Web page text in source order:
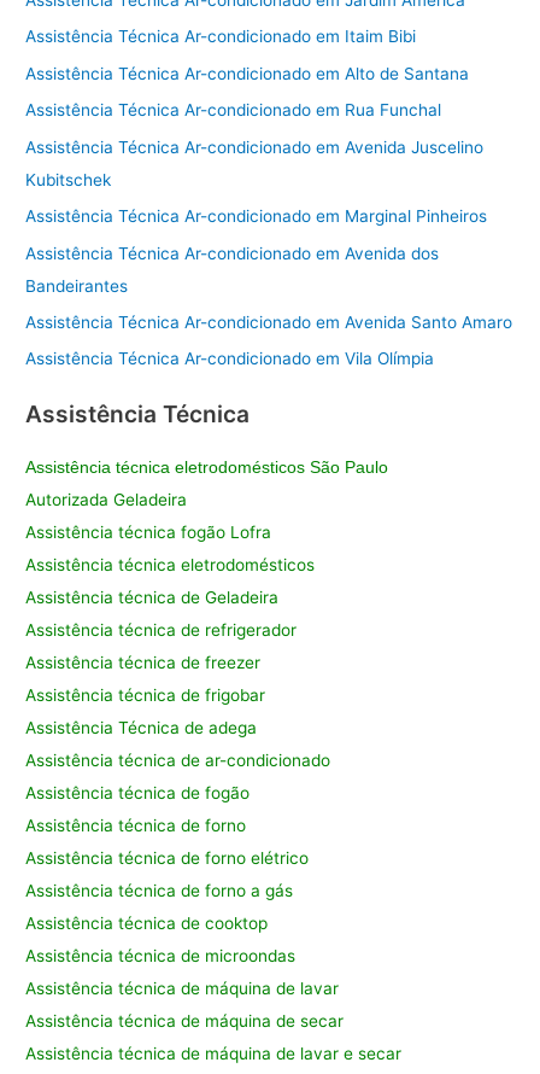
Assistência Técnica Ar-condicionado em Itaim Bibi
Assistência Técnica Ar-condicionado em Alto de Santana
Assistência Técnica Ar-condicionado em Rua Funchal
Assistência Técnica Ar-condicionado em Avenida Juscelino
Kubitschek
Assistência Técnica Ar-condicionado em Marginal Pinheiros
Assistência Técnica Ar-condicionado em Avenida dos
Bandeirantes
Assistência Técnica Ar-condicionado em Avenida Santo Amaro
Assistência Técnica Ar-condicionado em Vila Olímpia
Assistência Técnica
Assistência técnica eletrodomésticos São Paulo
Autorizada Geladeira
Assistência técnica fogão Lofra
Assistência técnica eletrodomésticos
Assistência técnica de Geladeira
Assistência técnica de refrigerador
Assistência técnica de freezer
Assistência técnica de frigobar
Assistência Técnica de adega
Assistência técnica de ar-condicionado
Assistência técnica de fogão
Assistência técnica de forno
Assistência técnica de forno elétrico
Assistência técnica de forno a gás
Assistência técnica de cooktop
Assistência técnica de microondas
Assistência técnica de máquina de lavar
Assistência técnica de máquina de secar
Assistência técnica de máquina de lavar e secar